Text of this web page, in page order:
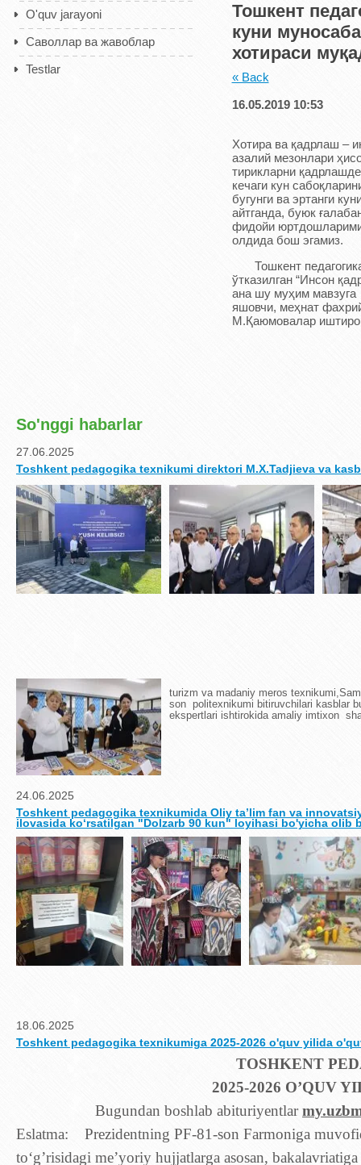
O'quv jarayoni
Саволлар ва жавоблар
Testlar
Тошкент
куни
хотираси
« Back
16.05.2019 10:53
Хотира ва қадрлаш –
азалий мезонлари
тирикларни
кечаги кун
бугунги ва эртанги
айтганда, буюк
фидойи
олдида бош эгамиз.
Тошкент
ўтказилган “Инсон
ана шу муҳим
яшовчи, меҳнат
М.Қаюмовалар
So'nggi habarlar
27.06.2025
Toshkent pedagogika texnikumi direktori M.X.Tadjieva va
turizm va madaniy meros
son politexnikumi bitiruvchilari kasblar
ekspertlari ishtirokida amaliy imtixon
24.06.2025
Toshkent pedagogika texnikumida Oliy taʼlim fan va
ilovasida koʻrsatilgan "Dolzarb 90 kun" loyihasi bo'yicha olib
18.06.2025
Toshkent pedagogika texnikumiga 2025-2026 o'quv yilida
TOSHKENT
2025-2026 O’QUV
Bugundan boshlab abituriyentlar
Eslatma: Prezidentning PF-81-son Farmoniga
to‘g’risidagi me’yoriy hujjatlarga asosan,